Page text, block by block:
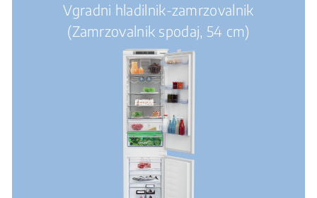
Vgradni hladilnik-zamrzovalnik
(Zamrzovalnik spodaj, 54 cm)